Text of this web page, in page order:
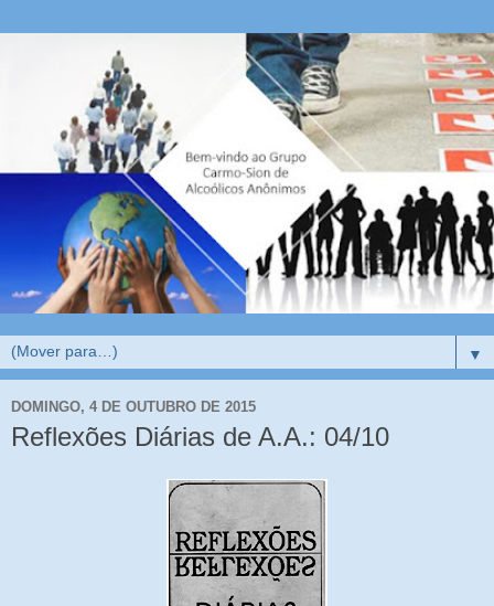
▼
DOMINGO, 4 DE OUTUBRO DE 2015
Reflexões Diárias de A.A.: 04/10